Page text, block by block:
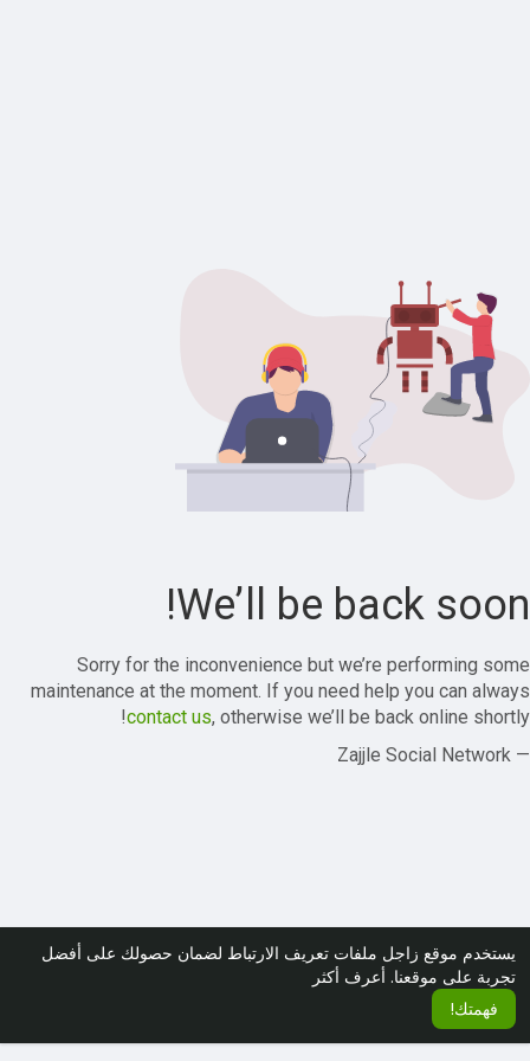
يستخدم موقع زاجل ملفات تعريف الارتباط لضمان حصولك على أفضل
تجربة على موقعنا. أعرف أكثر
فهمتك!
We’ll be back soon!
Sorry for the inconvenience but we’re performing some
maintenance at the moment. If you need help you can always
contact us, otherwise we’ll be back online shortly!
— Zajjle Social Network